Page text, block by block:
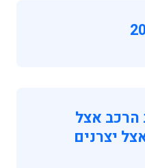
הרכב אצל
יצרנים